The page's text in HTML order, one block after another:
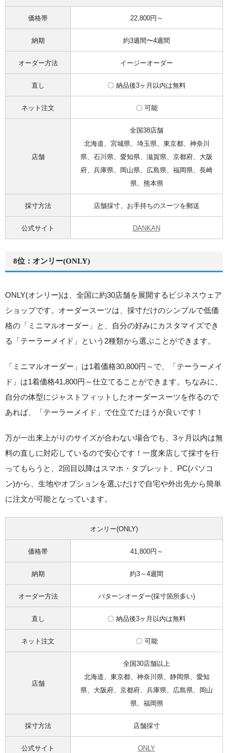
価格帯 22,800円～
納期 約3週間〜4週間
オーダー方法 イージーオーダー
直し 〇 納品後3ヶ月以内は無料
ネット注文 〇 可能
店舗
全国38店舗
北海道、宮城県、埼玉県、東京都、神奈川
県、石川県、愛知県、滋賀県、京都府、大阪
府、兵庫県、岡山県、広島県、福岡県、長崎
県、熊本県
採寸方法 店舗採寸、お手持ちのスーツを郵送
公式サイト DANKAN
8位：オンリー(ONLY)
ONLY(オンリー)は、全国に約30店舗を展開するビジネスウェア
ショップです。オーダースーツは、採寸だけのシンプルで低価
格の「ミニマルオーダー」と、自分の好みにカスタマイズでき
る「テーラーメイド」という2種類から選ぶことができます。
「ミニマルオーダー」は1着価格30,800円～で、「テーラーメイ
ド」は1着価格41,800円～仕立てることができます。ちなみに、
自分の体型にジャストフィットしたオーダースーツを作るので
あれば、「テーラーメイド」で仕立てたほうが良いです！
万が一出来上がりのサイズが合わない場合でも、 3ヶ月以内は無
料の直しに対応しているので安心です！一度来店して採寸を行
ってもらうと、 2回目以降はスマホ・タブレット、PC(パソコ
ン)から、生地やオプションを選ぶだけで自宅や外出先から簡単
に注文が可能となっています。
オンリー(ONLY)
価格帯 41,800円～
納期 約3～4週間
オーダー方法 パターンオーダー(採寸箇所多い)
直し 〇 納品後3ヶ月以内は無料
ネット注文 〇 可能
店舗
全国30店舗以上
北海道、東京都、神奈川県、静岡県、愛知
県、大阪府、京都府、兵庫県、広島県、岡山
県、福岡県
採寸方法 店舗採寸
公式サイト ONLY